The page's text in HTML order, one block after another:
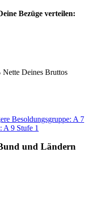
Bezüge verteilen:
Nette Deines Bruttos
Besoldungsgruppe: A 7
A 9 Stufe 1
und Ländern